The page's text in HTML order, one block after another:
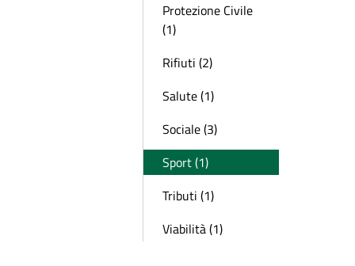
Protezione Civile
(1)
Rifiuti (2)
Salute (1)
Sociale (3)
Sport (1)
Tributi (1)
Viabilità (1)